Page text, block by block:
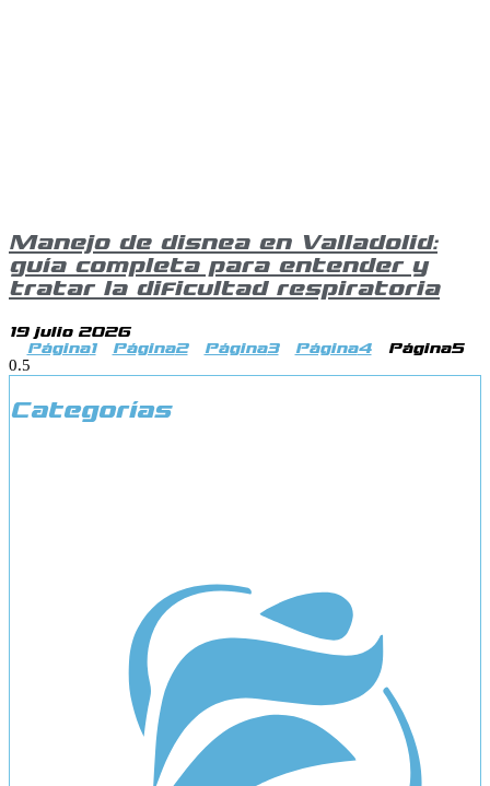
Manejo de disnea en Valladolid:
guía completa para entender y
tratar la dificultad respiratoria
19 julio 2026
Página1 Página2 Página3 Página4 Página5
Categorías